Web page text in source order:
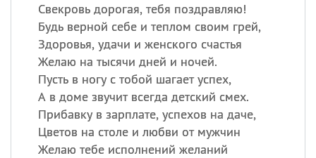
Свекровь дорогая, тебя поздравляю!
Будь верной себе и теплом своим грей,
Здоровья, удачи и женского счастья
Желаю на тысячи дней и ночей.
Пусть в ногу с тобой шагает успех,
А в доме звучит всегда детский смех.
Прибавку в зарплате, успехов на даче,
Цветов на столе и любви от мужчин
Желаю тебе исполнений желаний